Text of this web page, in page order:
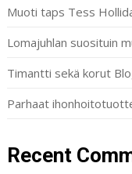
Muoti taps Tess
Lomajuhlan suosituin
Timantti sekä korut
Parhaat
Recent